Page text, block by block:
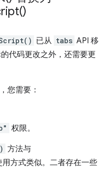
)
已从 tabs API 移
代码更改之外，还需要更
您需要：
权限。
方法与
用方式类似。二者存在一些